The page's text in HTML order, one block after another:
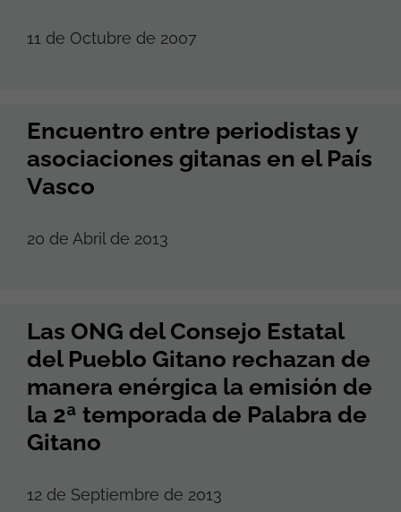
11 de Octubre de 2007
Encuentro entre periodistas y
asociaciones gitanas en el País
Vasco
20 de Abril de 2013
Las ONG del Consejo Estatal
del Pueblo Gitano rechazan de
manera enérgica la emisión de
la 2ª temporada de Palabra de
Gitano
12 de Septiembre de 2013